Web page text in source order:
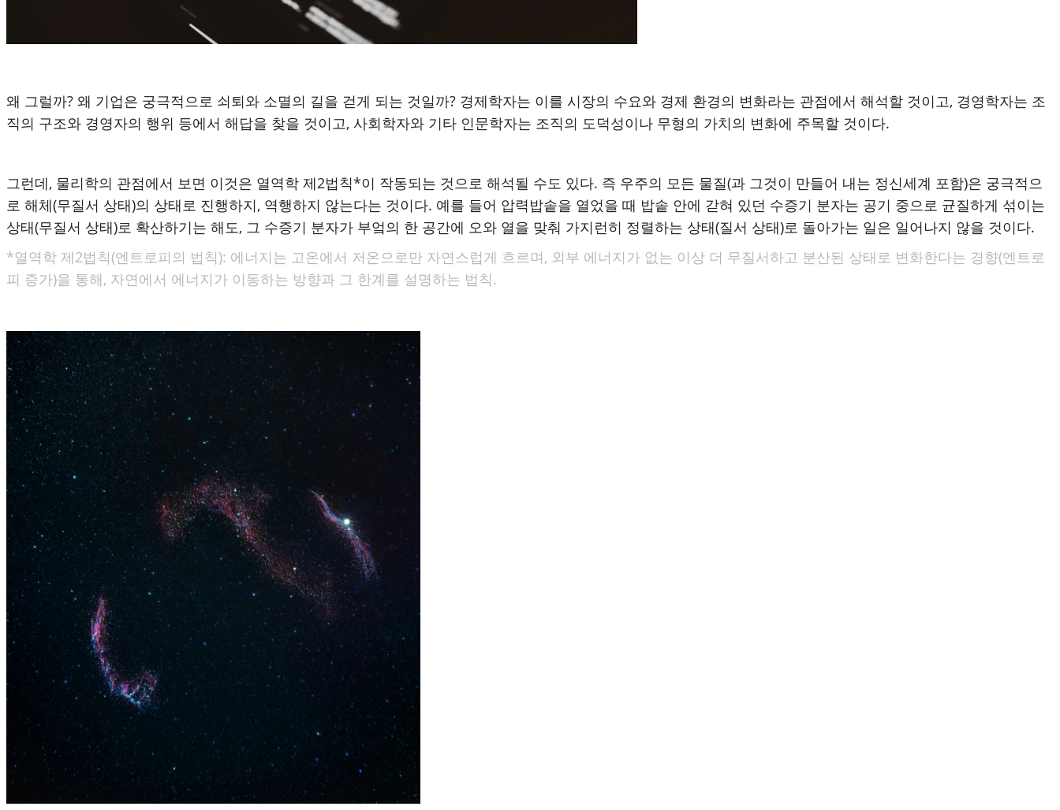
왜 그럴까? 왜 기업은 궁극적으로 쇠퇴와 소멸의 길을 걷게 되는 것일까? 경제학자는 이를 시장의 수요와 경제 환경의 변화라는 관점에서 해석할 것이고, 경영학자는 조
직의 구조와 경영자의 행위 등에서 해답을 찾을 것이고, 사회학자와 기타 인문학자는 조직의 도덕성이나 무형의 가치의 변화에 주목할 것이다.
그런데, 물리학의 관점에서 보면 이것은 열역학 제2법칙*이 작동되는 것으로 해석될 수도 있다. 즉 우주의 모든 물질(과 그것이 만들어 내는 정신세계 포함)은 궁극적으
로 해체(무질서 상태)의 상태로 진행하지, 역행하지 않는다는 것이다. 예를 들어 압력밥솥을 열었을 때 밥솥 안에 갇혀 있던 수증기 분자는 공기 중으로 균질하게 섞이는
상태(무질서 상태)로 확산하기는 해도, 그 수증기 분자가 부엌의 한 공간에 오와 열을 맞춰 가지런히 정렬하는 상태(질서 상태)로 돌아가는 일은 일어나지 않을 것이다.
*열역학 제2법칙(엔트로피의 법칙): 에너지는 고온에서 저온으로만 자연스럽게 흐르며, 외부 에너지가 없는 이상 더 무질서하고 분산된 상태로 변화한다는 경향(엔트로
피 증가)을 통해, 자연에서 에너지가 이동하는 방향과 그 한계를 설명하는 법칙.